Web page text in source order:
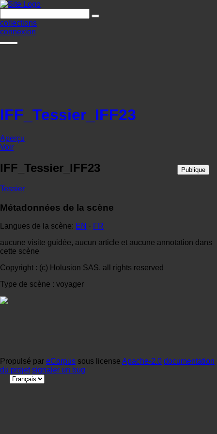
collections
connexion
IFF_Tessier_IFF23
Aperçu
Voir
IFF_Tessier_IFF23 Publique
Tessier
Métadonnées de la scène
Langues de la scène: EN · FR
aucune visite guidée, aucun article et aucune annotation dans
cette scène
Copyright : (c) Holusion SAS, all rights reserved
Type de scène : voyager
Propulsé par eCorpus sous license Apache-2.0 documentation
du projet signaler un bug